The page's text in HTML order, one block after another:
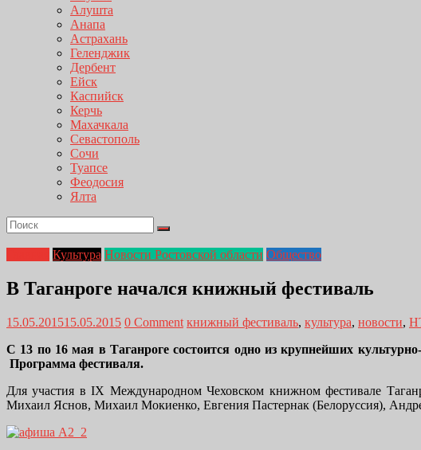
Алушта
Анапа
Астрахань
Геленджик
Дербент
Ейск
Каспийск
Керчь
Махачкала
Севастополь
Сочи
Туапсе
Феодосия
Ялта
Культура Новости Ростовской области Общество
В Таганроге начался книжный фестиваль
15.05.201515.05.2015 0 Comment книжный фестиваль, культура, новости,
С 13 по 16 мая в Таганроге состоится одно из крупнейших
Программа фестиваля.
Для участия в IX Международном Чеховском книжном фестивале
Михаил Яснов, Михаил Мокиенко, Евгения Пастернак (Белоруссия),